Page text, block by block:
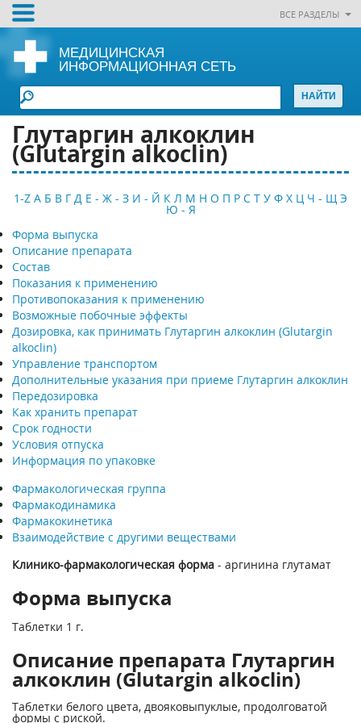
ВСЕ РАЗДЕЛЫ
МЕДИЦИНСКАЯ
ИНФОРМАЦИОННАЯ СЕТЬ
Глутаргин алкоклин
(Glutargin alkoclin)
1-Z А Б В Г Д Е - Ж - З И - Й К Л М Н О П Р С Т У Ф Х Ц Ч - Щ Э
Ю - Я
Форма выпуска
Описание препарата
Состав
Показания к применению
Противопоказания к применению
Возможные побочные эффекты
Дозировка, как принимать Глутаргин алкоклин (Glutargin
alkoclin)
Управление транспортом
Дополнительные указания при приеме Глутаргин алкоклин
Передозировка
Как хранить препарат
Срок годности
Условия отпуска
Информация по упаковке
Фармакологическая группа
Фармакодинамика
Фармакокинетика
Взаимодействие с другими веществами
Клинико-фармакологическая форма - аргинина глутамат
Форма выпуска
Таблетки 1 г.
Описание препарата Глутаргин
алкоклин (Glutargin alkoclin)
Таблетки белого цвета, двояковыпуклые, продолговатой
формы с риской.